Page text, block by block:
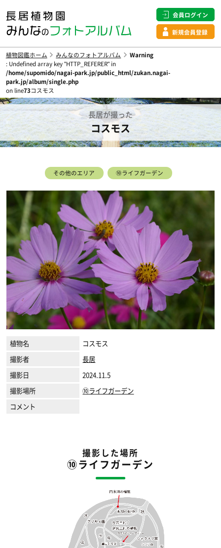
会員ログイン
新規会員登録
植物図鑑ホーム みんなのフォトアルバム
Warning
: Undefined array key "HTTP_REFERER" in
/home/supomido/nagai-park.jp/public_html/zukan.nagai-
park.jp/album/single.php
on line73コスモス
長居が撮った
コスモス
その他のエリア ⑩ライフガーデン
植物名
コスモス
撮影者
長居
撮影日
2024.11.5
撮影場所
⑩ライフガーデン
コメント
撮影した場所
⑩ライフガーデン